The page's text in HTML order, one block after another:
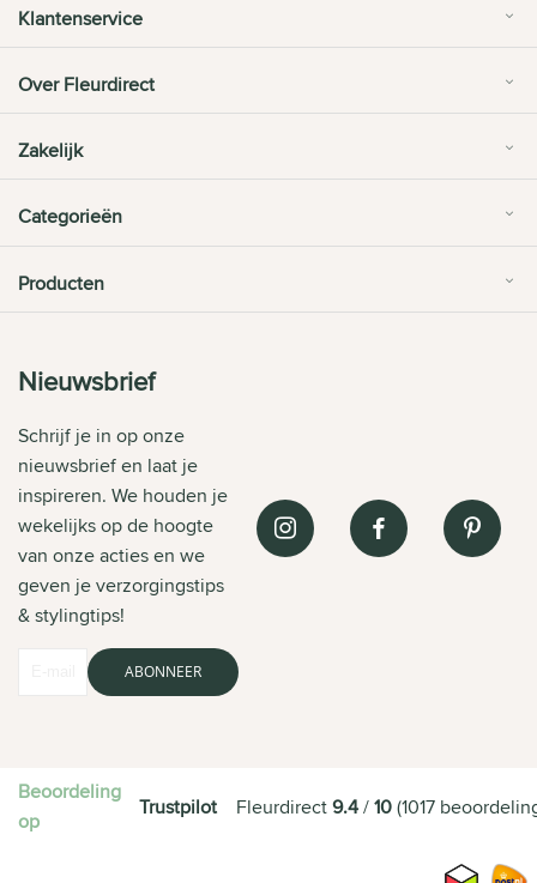
Klantenservice
Over Fleurdirect
Zakelijk
Categorieën
Producten
Nieuwsbrief
Schrijf je in op onze
nieuwsbrief en laat je
inspireren. We houden je
wekelijks op de hoogte
van onze acties en we
geven je verzorgingstips
& stylingtips!
ABONNEER
Beoordeling
op
Trustpilot Fleurdirect9.4/10(1017